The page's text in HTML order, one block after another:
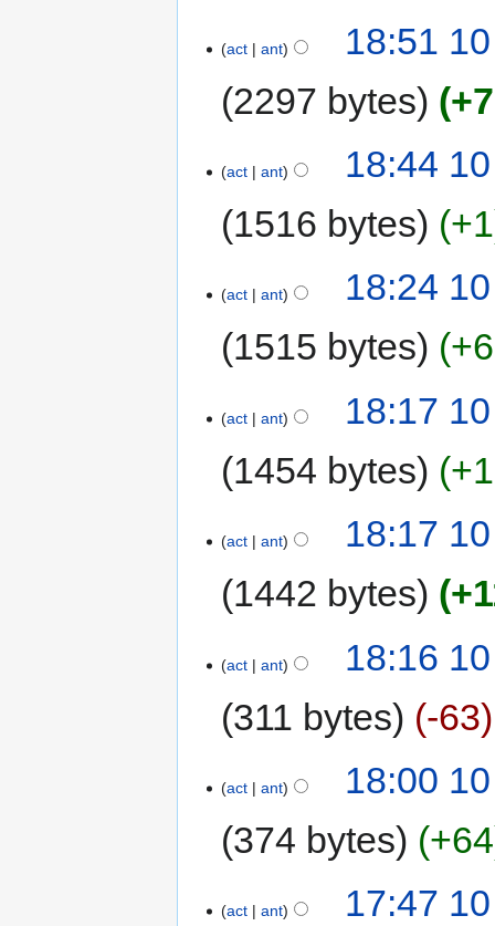
act ant
18:51
2297 bytes
act ant
18:44
1516 bytes
+1
act ant
18:24
1515 bytes
act ant
18:17
1454 bytes
act ant
18:17
1442 bytes
act ant
18:16
311 bytes
-63
act ant
18:00
374 bytes
+64
act ant
17:47